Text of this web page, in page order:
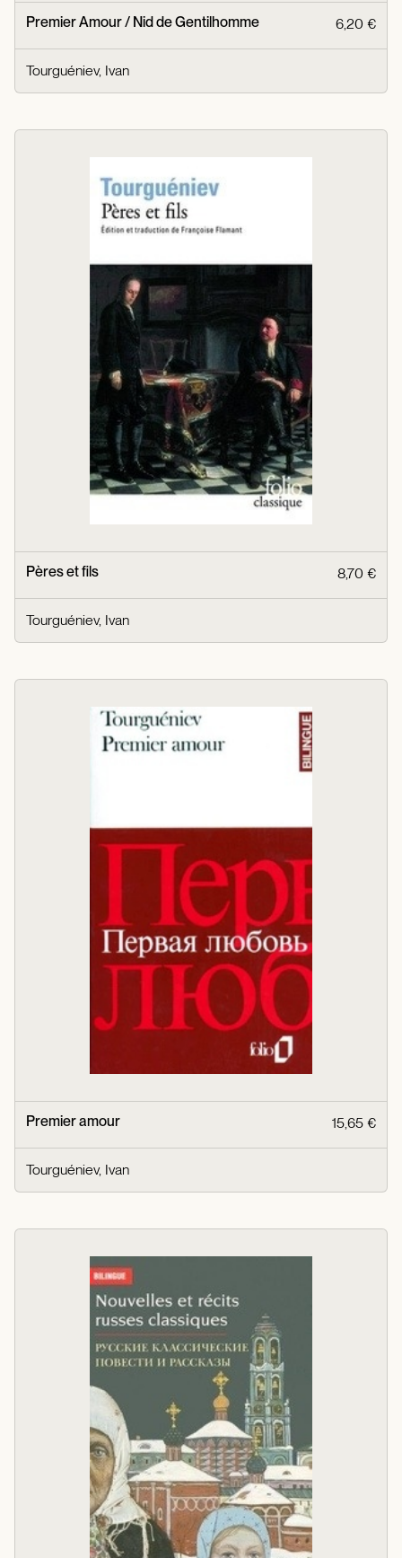
Premier Amour / Nid de Gentilhomme 6,20 €
Tourguéniev, Ivan
Pères et fils 8,70 €
Tourguéniev, Ivan
Premier amour 15,65 €
Tourguéniev, Ivan